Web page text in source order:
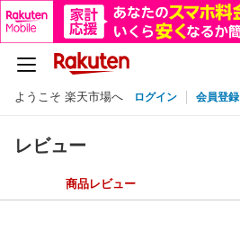
ようこそ 楽天市場へ ログイン 会員登録
レビュー
商品レビュー